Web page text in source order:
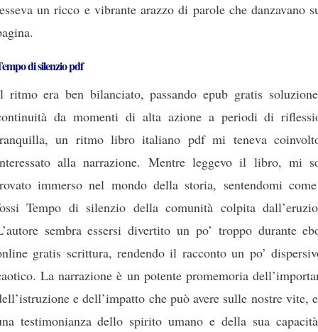
un ricco e vibrante arazzo di parole che danzavano
di silenzio pdf
ritmo era ben bilanciato, passando epub gratis
da momenti di alta azione a periodi di
un ritmo libro italiano pdf mi teneva
alla narrazione. Mentre leggevo il libro, mi
immerso nel mondo della storia, sentendomi
Tempo di silenzio della comunità colpita
sembra essersi divertito un po’ troppo durante
gratis scrittura, rendendo il racconto un po’
La narrazione è un potente promemoria
e dell’impatto che può avere sulle nostre vite,
testimonianza dello spirito umano e della sua